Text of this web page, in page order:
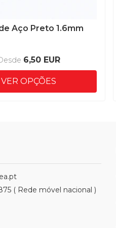
Aço Preto 1.6mm
6,50 EUR
VER OPÇÕES
( Rede móvel nacional )